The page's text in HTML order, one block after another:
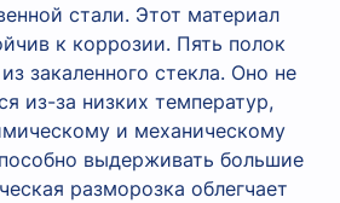
стали. Этот материал
к коррозии. Пять полок
закаленного стекла. Оно не
из-за низких температур,
и механическому
выдерживать большие
разморозка облегчает